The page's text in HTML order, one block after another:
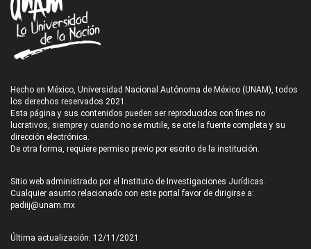
Hecho en México, Universidad Nacional Autónoma de México (UNAM), todos
los derechos reservados 2021.
Esta página y sus contenidos pueden ser reproducidos con fines no
lucrativos, siempre y cuando no se mutile, se cite la fuente completa y su
dirección electrónica.
De otra forma, requiere permiso previo por escrito de la institución.
Sitio web administrado por el Instituto de Investigaciones Jurídicas.
Cualquier asunto relacionado con este portal favor de dirigirse a:
padiij@unam.mx
Última actualización: 12/11/2021